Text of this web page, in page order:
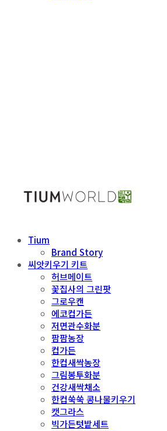
Tium
Brand Story
씨앗키우기 키트
허브메이트
꽃집사의 그린팟
그로우캔
에코컵가든
저면관수화분
팜팜농장
컵가든
한컵새싹농장
그림봉투화분
건강새싹채소
한컵쑥쑥 콩나물키우기
캣그라스
빅가든텃밭세트